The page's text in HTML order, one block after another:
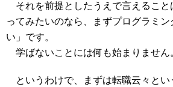
それを前提としたうえで言えること
ってみたいのなら、まずプログラミン
い」です。
学ばないことには何も始まりません
というわけで、まずは転職云々とい